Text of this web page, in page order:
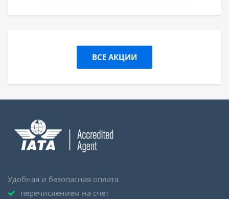
ВСЕ АКЦИИ
Удобная и безопасная оплата
перечислением на счёт